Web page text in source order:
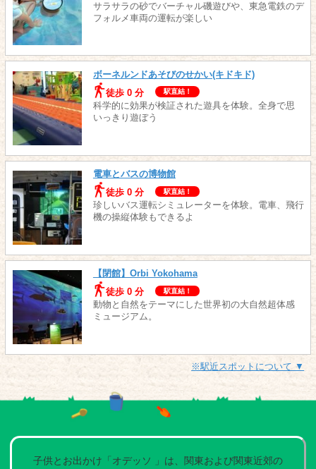
サラサラの砂でバーチャル磯遊びや、東急電鉄のデ
フォルメ車両の運転が楽しい
ボーネルンドあそびのせかい(キドキド)
徒歩 0 分
駅直結！
科学的に効果が検証された遊具を体験。全身で思
いっきり遊ぼう
電車とバスの博物館
徒歩 0 分
駅直結！
珍しいバス運転シミュレーターを体験。電車、飛行
機の操縦体験もできるよ
【閉館】Orbi Yokohama
徒歩 0 分
駅直結！
動物と自然をテーマにした世界初の大自然超体感
ミュージアム。
※駅近スポットについて ▼
子供とお出かけ「オデッソ 」は、関東および関東近郊の